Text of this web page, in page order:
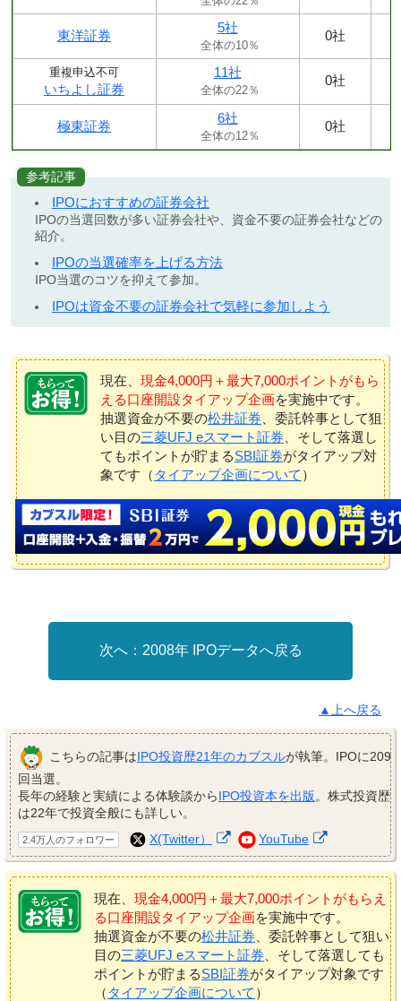
東洋証券
5社
全体の10％
0社
重複申込不可
いちよし証券
11社
全体の22％
0社
極東証券
6社
全体の12％
0社
参考記事
IPOにおすすめの証券会社
IPOの当選回数が多い証券会社や、資金不要の証券会社などの
紹介。
IPOの当選確率を上げる方法
IPO当選のコツを抑えて参加。
IPOは資金不要の証券会社で気軽に参加しよう
現在、 現金4,000円＋最大7,000ポイントがもら
える口座開設タイアップ企画を実施中です。
抽選資金が不要の松井証券 、委託幹事として狙
い目の三菱UFJ eスマート証券 、そして落選し
てもポイントが貯まるSBI証券がタイアップ対
象です（ タイアップ企画について ）
2008年 IPOデータへ戻る
▲上へ戻る
こちらの記事はIPO投資歴21年のカブスルが執筆。IPOに209
回当選。
長年の経験と実績による体験談からIPO投資本を出版。株式投資歴
は22年で投資全般にも詳しい。
2.4万人のフォロワー X(Twitter） YouTube
現在、 現金4,000円＋最大7,000ポイントがもらえ
る口座開設タイアップ企画を実施中です。
抽選資金が不要の松井証券 、委託幹事として狙い
目の三菱UFJ eスマート証券 、そして落選しても
ポイントが貯まるSBI証券がタイアップ対象です
（ タイアップ企画について ）